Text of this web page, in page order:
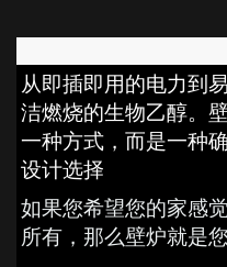
从即插即用的电力到
洁燃烧的生物乙醇。
一种方式，而是一种
设计选择
如果您希望您的家感
所有，那么壁炉就是